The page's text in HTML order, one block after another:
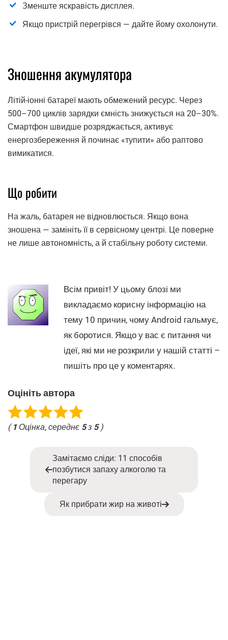
Зменште яскравість дисплея.
Якщо пристрій перегрівся — дайте йому охолонути.
Зношення акумулятора
Літій-іонні батареї мають обмежений ресурс. Через
500–700 циклів зарядки ємність знижується на 20–30%.
Смартфон швидше розряджається, активує
енергозбереження й починає «тупити» або раптово
вимикатися.
Що робити
На жаль, батарея не відновлюється. Якщо вона
зношена — замініть її в сервісному центрі. Це поверне
не лише автономність, а й стабільну роботу системи.
Всім привіт! У цьому блозі ми
викладаємо корисну інформацію на
тему 10 причин, чому Android гальмує,
як боротися. Якщо у вас є питання чи
ідеї, які ми не розкрили у нашій статті –
пишіть про це у коментарях.
Оцініть автора
( 1 Оцінка, середнє 5з 5)
Замітаємо сліди: 11 способів
позбутися запаху алкоголю та
перегару
Як прибрати жир на животі